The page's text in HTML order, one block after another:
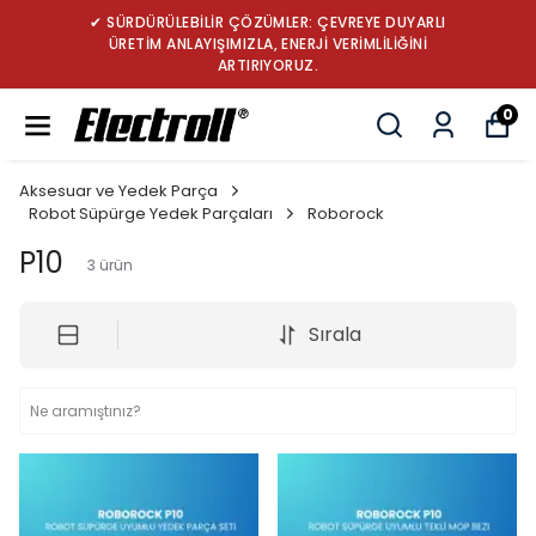
✔ SÜRDÜRÜLEBİLİR ÇÖZÜMLER: ÇEVREYE DUYARLI
ÜRETİM ANLAYIŞIMIZLA, ENERJİ VERİMLİLİĞİNİ
ARTIRIYORUZ.
0
Aksesuar ve Yedek Parça
Robot Süpürge Yedek Parçaları
Roborock
P10 3 ürün
Sırala